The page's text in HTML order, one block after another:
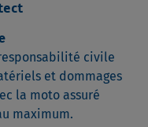
civile
et dommages
la moto assuré
maximum.